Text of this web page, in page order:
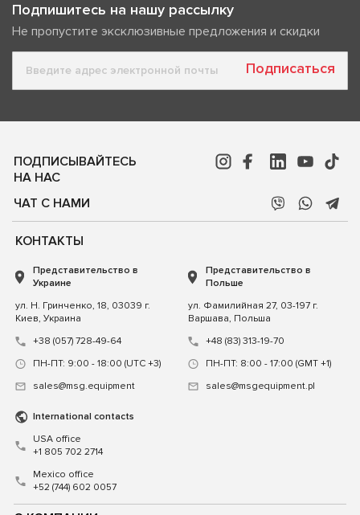
Подпишитесь на нашу рассылку
Не пропустите эксклюзивные предложения и скидки
Подписаться
ПОДПИСЫВАЙТЕСЬ
НА НАС
ЧАТ С НАМИ
КОНТАКТЫ
Представительство в
Украине
ул. Н. Гринченко, 18, 03039 г.
Киев, Украина
+38 (057) 728-49-64
ПН-ПТ: 9:00 - 18:00 (UTC +3)
sales@msg.equipment
Представительство в
Польше
ул. Фамилийная 27, 03-197 г.
Варшава, Польша
+48 (83) 313-19-70
ПН-ПТ: 8:00 - 17:00 (GMT +1)
sales@msgequipment.pl
International contacts
USA office
+1 805 702 2714
Mexico office
+52 (744) 602 0057